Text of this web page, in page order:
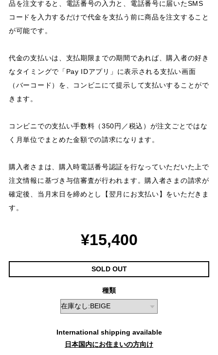
品を注文すると、電話番号の入力と、電話番号に届いたSMS
コードを入力するだけで代金を支払う前に商品を注文すること
が可能です。
代金の支払いは、支払期限までの期間であれば、購入者の好き
なタイミングで「Pay IDアプリ」に表示される支払い画面
（バーコード）を、コンビニにて提示して支払いすることがで
きます。
コンビニでの支払い手数料（350円／税込）が注文ごとではな
く月単位でまとめた金額での請求になります。
購入者さまは、購入時電話番号認証を行なっていただいた上で
注文情報に基づき与信審査が行われます。購入者さまの請求が
確定後、当月末日を締めとし【翌月にお支払い】をいただきま
す。
¥15,400
SOLD OUT
種類
International shipping available
日本国内にお住まいの方向け